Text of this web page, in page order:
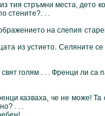
стръмни места, дето
стените?. . .
на слепия
из устието. Селяните
голям . . . Френци ли са
казваха, че не може! Та
. . .